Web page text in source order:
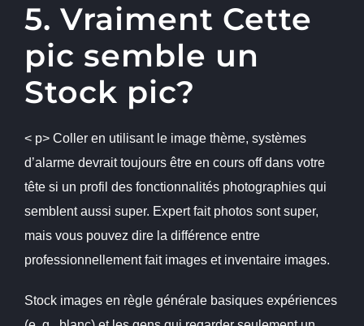
5. Vraiment Cette
pic semble un
Stock pic?
< p> Coller en utilisant le image thème, systèmes
d’alarme devrait toujours être en cours off dans votre
tête si un profil des fonctionnalités photographies qui
semblent aussi super. Expert fait photos sont super,
mais vous pouvez dire la différence entre
professionnellement fait images et inventaire images.
Stock images en règle générale basiques expériences